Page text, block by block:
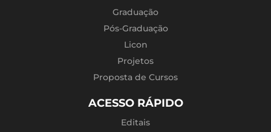
Graduação
Pós-Graduação
Licon
Projetos
Proposta de Cursos
ACESSO RÁPIDO
Editais